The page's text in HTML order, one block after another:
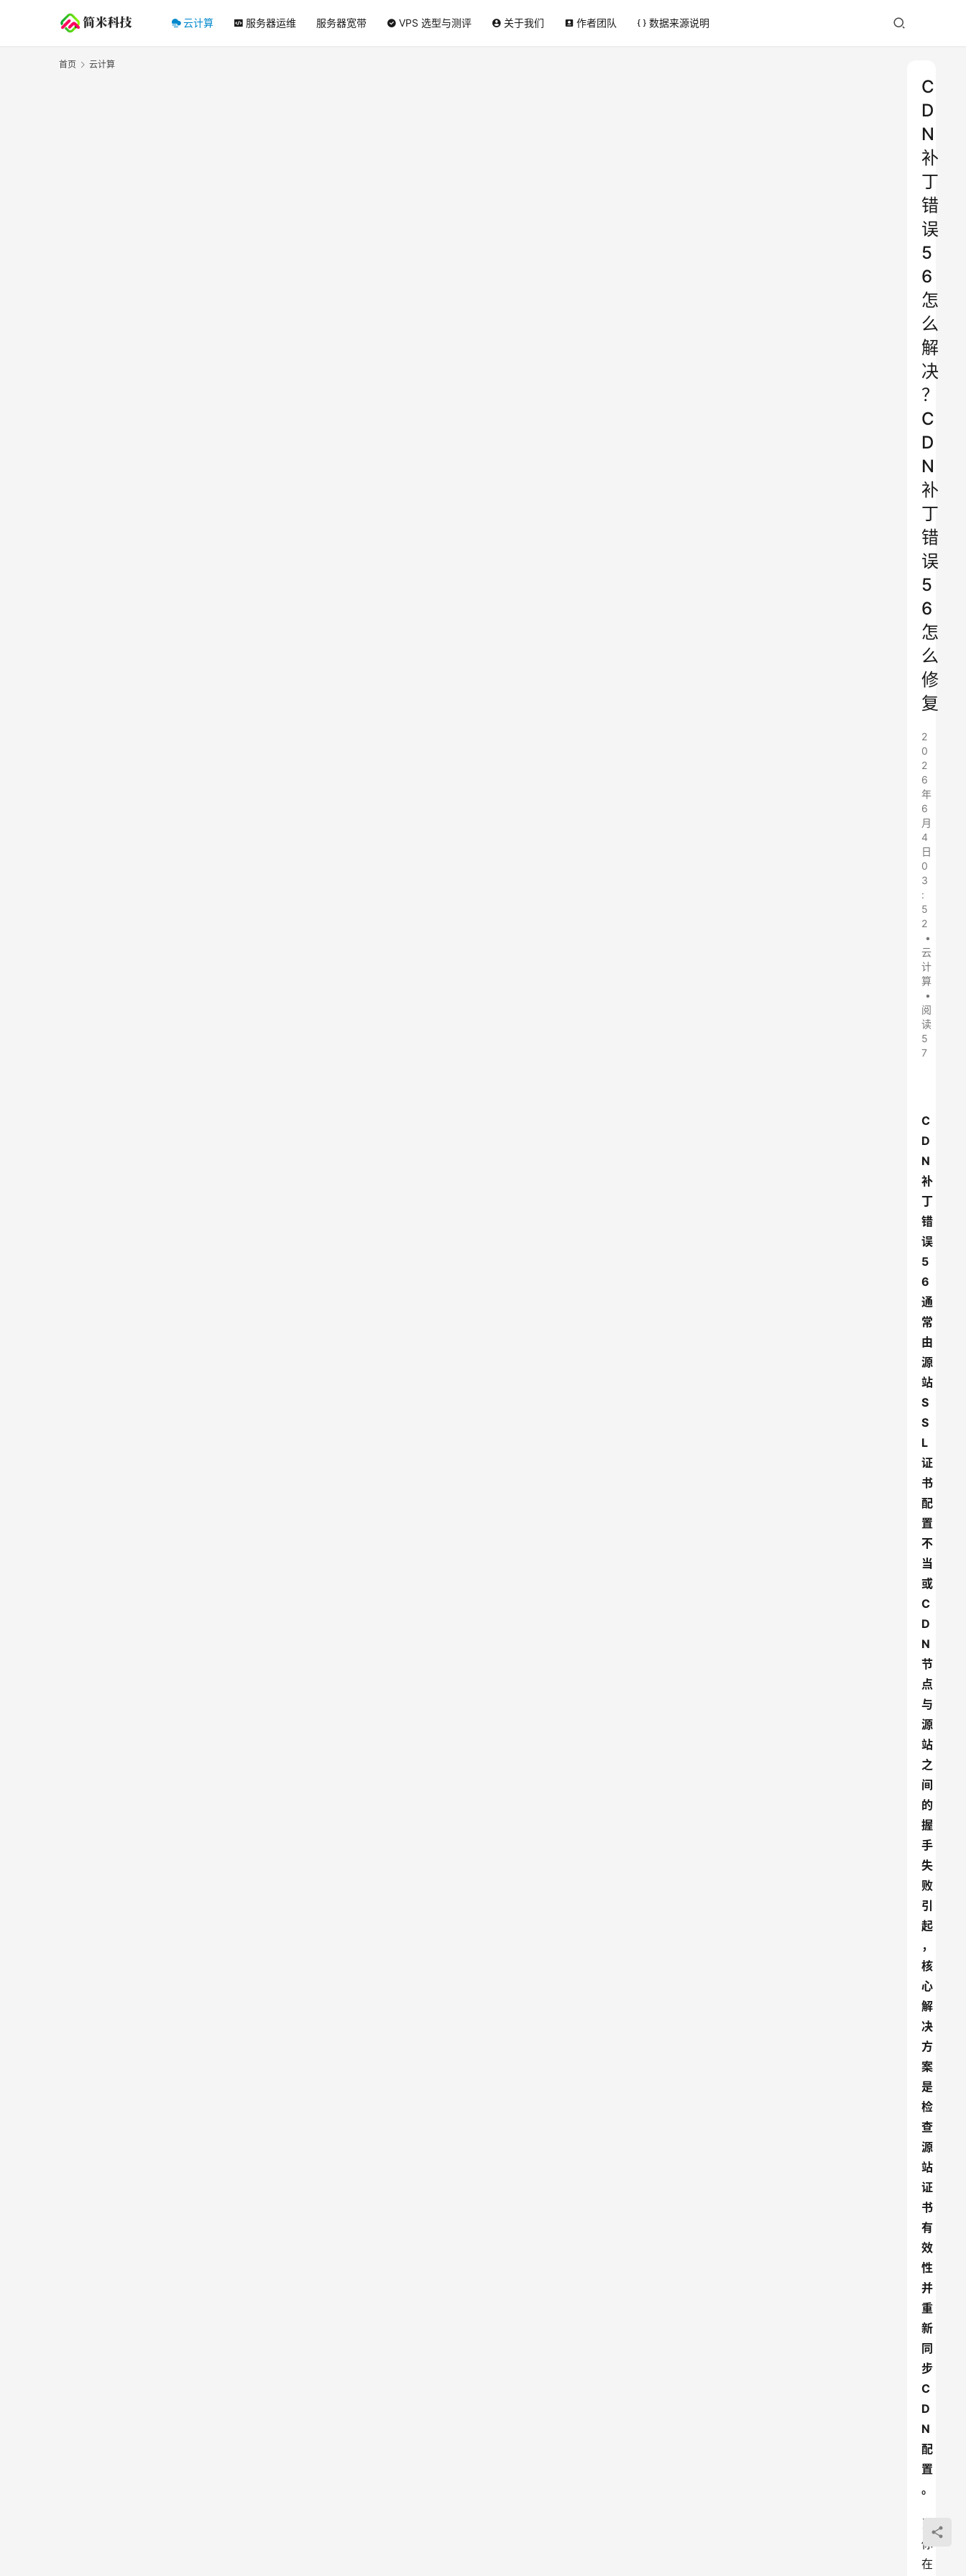
云计算 服务器运维 服务器宽带 VPS 选型与测评 关于我们 作者团队 数据来源说明
首页 云计算
C
D
N
补
丁
错
误
5
6
怎
么
解
决
？
C
D
N
补
丁
错
误
5
6
怎
么
修
复
2
0
2
6
年
6
月
4
日
0
3
:
5
2
•
云
计
算
•
阅
读
5
7
C
D
N
补
丁
错
误
5
6
通
常
由
源
站
S
S
L
证
书
配
置
不
当
或
C
D
N
节
点
与
源
站
之
间
的
握
手
失
败
引
起
，
核
心
解
决
方
案
是
检
查
源
站
证
书
有
效
性
并
重
新
同
步
C
D
N
配
置
。
当
你
在